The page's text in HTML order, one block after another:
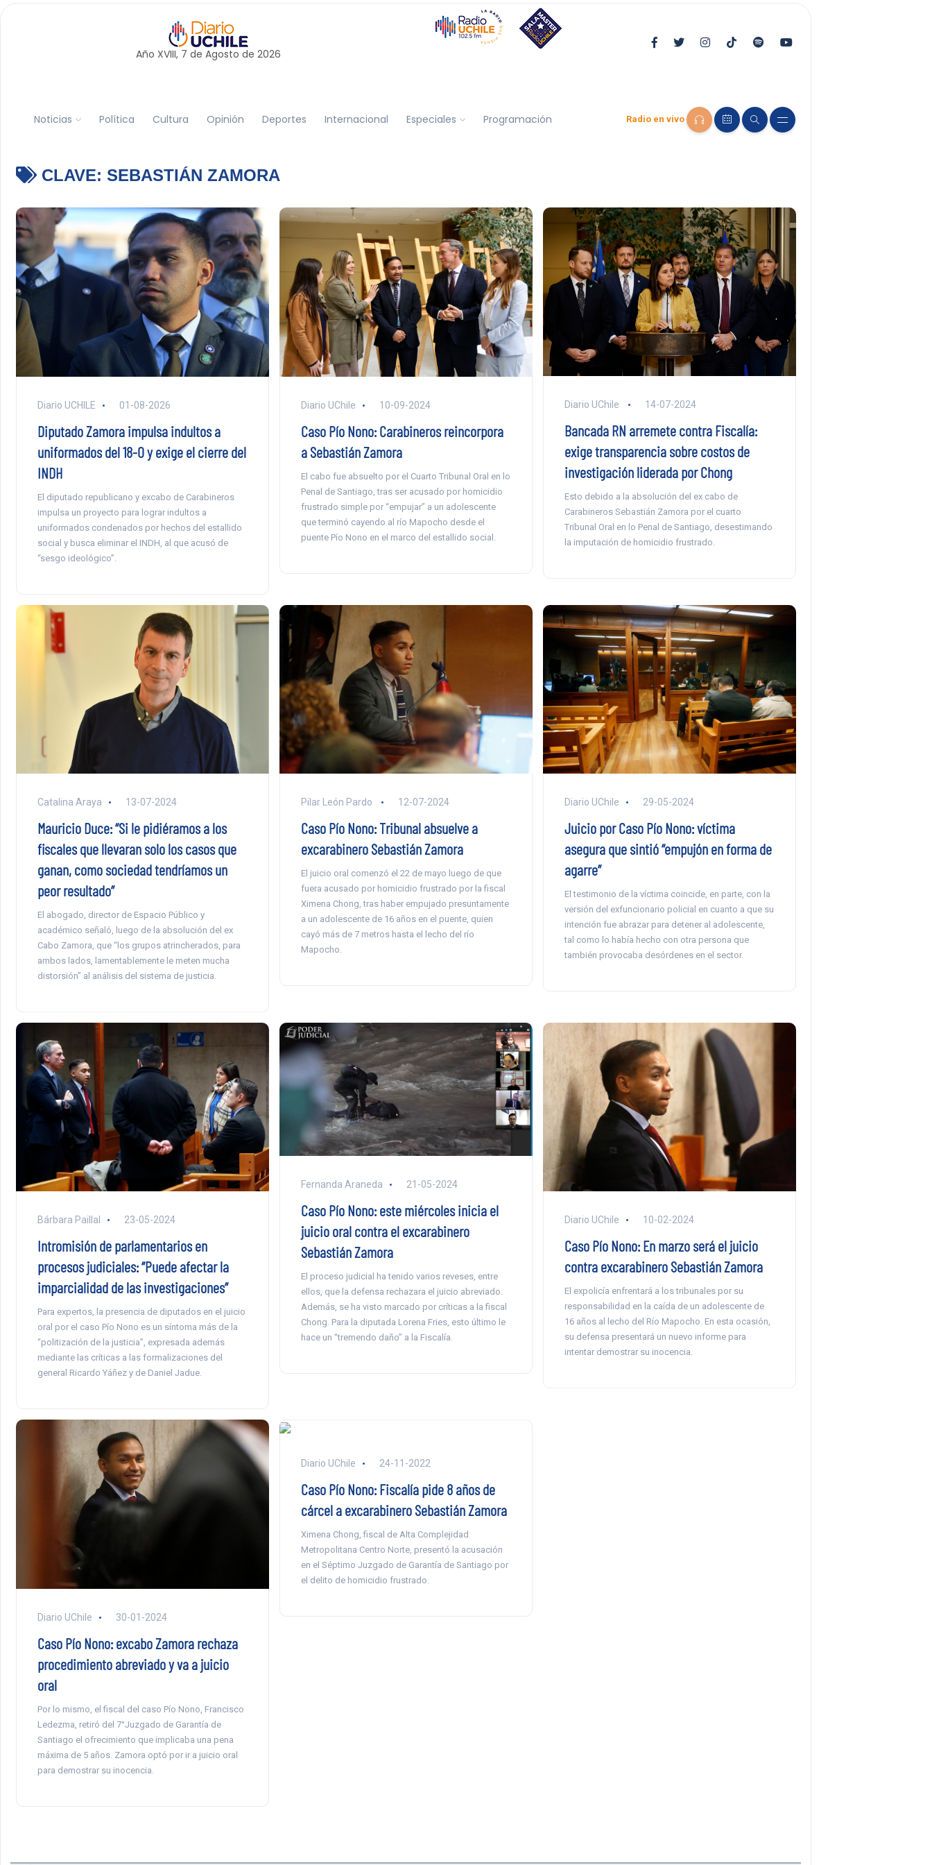
Año XVIII, 7 de Agosto de 2026
Noticias Política Cultura Opinión Deportes Internacional Especiales Programación Radio en vivo
CLAVE: SEBASTIÁN ZAMORA
Diario UCHILE 01-08-2026
Diputado Zamora impulsa indultos a
uniformados del 18-O y exige el cierre del
INDH
El diputado republicano y excabo de Carabineros
impulsa un proyecto para lograr indultos a
uniformados condenados por hechos del estallido
social y busca eliminar el INDH, al que acusó de
“sesgo ideológico”.
Diario UChile 10-09-2024
Caso Pío Nono: Carabineros reincorpora
a Sebastián Zamora
El cabo fue absuelto por el Cuarto Tribunal Oral en lo
Penal de Santiago, tras ser acusado por homicidio
frustrado simple por “empujar” a un adolescente
que terminó cayendo al río Mapocho desde el
puente Pío Nono en el marco del estallido social.
Diario UChile 14-07-2024
Bancada RN arremete contra Fiscalía:
exige transparencia sobre costos de
investigación liderada por Chong
Esto debido a la absolución del ex cabo de
Carabineros Sebastián Zamora por el cuarto
Tribunal Oral en lo Penal de Santiago, desestimando
la imputación de homicidio frustrado.
Catalina Araya 13-07-2024
Mauricio Duce: “Si le pidiéramos a los
fiscales que llevaran solo los casos que
ganan, como sociedad tendríamos un
peor resultado”
El abogado, director de Espacio Público y
académico señaló, luego de la absolución del ex
Cabo Zamora, que “los grupos atrincherados, para
ambos lados, lamentablemente le meten mucha
distorsión” al análisis del sistema de justicia.
Pilar León Pardo 12-07-2024
Caso Pío Nono: Tribunal absuelve a
excarabinero Sebastián Zamora
El juicio oral comenzó el 22 de mayo luego de que
fuera acusado por homicidio frustrado por la fiscal
Ximena Chong, tras haber empujado presuntamente
a un adolescente de 16 años en el puente, quien
cayó más de 7 metros hasta el lecho del río
Mapocho.
Diario UChile 29-05-2024
Juicio por Caso Pío Nono: víctima
asegura que sintió “empujón en forma de
agarre”
El testimonio de la víctima coincide, en parte, con la
versión del exfuncionario policial en cuanto a que su
intención fue abrazar para detener al adolescente,
tal como lo había hecho con otra persona que
también provocaba desórdenes en el sector.
Bárbara Paillal 23-05-2024
Intromisión de parlamentarios en
procesos judiciales: “Puede afectar la
imparcialidad de las investigaciones”
Para expertos, la presencia de diputados en el juicio
oral por el caso Pío Nono es un síntoma más de la
“politización de la justicia”, expresada además
mediante las críticas a las formalizaciones del
general Ricardo Yáñez y de Daniel Jadue.
Fernanda Araneda 21-05-2024
Caso Pío Nono: este miércoles inicia el
juicio oral contra el excarabinero
Sebastián Zamora
El proceso judicial ha tenido varios reveses, entre
ellos, que la defensa rechazara el juicio abreviado.
Además, se ha visto marcado por críticas a la fiscal
Chong. Para la diputada Lorena Fries, esto último le
hace un “tremendo daño” a la Fiscalía.
Diario UChile 10-02-2024
Caso Pío Nono: En marzo será el juicio
contra excarabinero Sebastián Zamora
El expolicía enfrentará a los tribunales por su
responsabilidad en la caída de un adolescente de
16 años al lecho del Río Mapocho. En esta ocasión,
su defensa presentará un nuevo informe para
intentar demostrar su inocencia.
Diario UChile 30-01-2024
Caso Pío Nono: excabo Zamora rechaza
procedimiento abreviado y va a juicio
oral
Por lo mismo, el fiscal del caso Pío Nono, Francisco
Ledezma, retiró del 7°Juzgado de Garantía de
Santiago el ofrecimiento que implicaba una pena
máxima de 5 años. Zamora optó por ir a juicio oral
para demostrar su inocencia.
Diario UChile 24-11-2022
Caso Pío Nono: Fiscalía pide 8 años de
cárcel a excarabinero Sebastián Zamora
Ximena Chong, fiscal de Alta Complejidad
Metropolitana Centro Norte, presentó la acusación
en el Séptimo Juzgado de Garantía de Santiago por
el delito de homicidio frustrado.